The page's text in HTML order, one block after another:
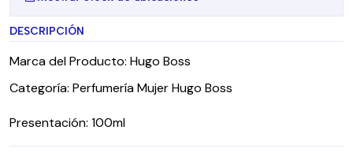
DESCRIPCIÓN
Marca del Producto: Hugo Boss
Categoría: Perfumería Mujer Hugo Boss
Presentación: 100ml